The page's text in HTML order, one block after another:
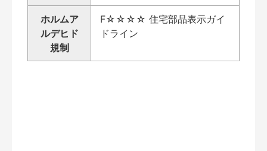
ホルムア
ルデヒド
規制
F☆☆☆☆ 住宅部品表示ガイ
ドライン